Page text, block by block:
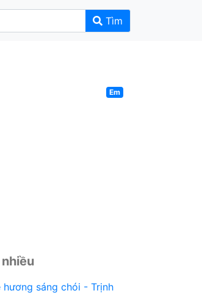
Tìm
Em
hương sáng chói - Trịnh